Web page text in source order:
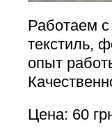
Работаем
текстиль,
опыт
Цена: 60